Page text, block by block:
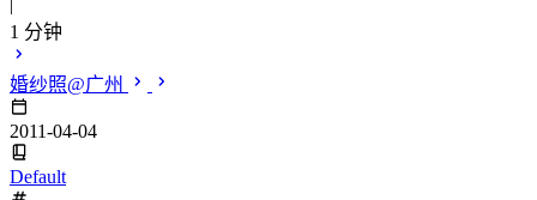
|
1 分钟
婚纱照@广州
2011-04-04
Default